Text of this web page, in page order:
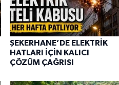
ŞEKERHANE’DE ELEKTRİK
HATLARI İÇİN KALICI
ÇÖZÜM ÇAĞRISI